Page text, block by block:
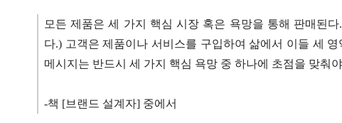
모든 제품은 세 가지 핵심 시장 혹은 욕망을 통해 판매된
다.) 고객은 제품이나 서비스를 구입하여 삶에서 이들 세
메시지는 반드시 세 가지 핵심 욕망 중 하나에 초점을 맞춰
-책 [브랜드 설계자] 중에서